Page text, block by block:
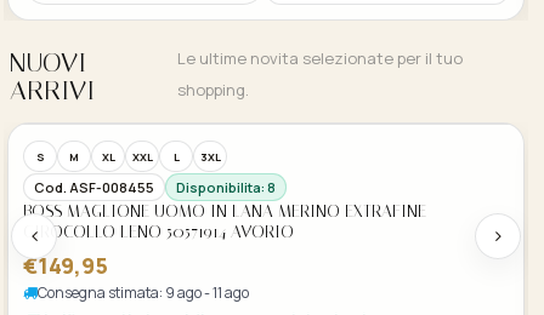
NUOVI
ARRIVI
Le ultime novita selezionate per il tuo
shopping.
Acquisto Veloce
S M XL XXL L 3XL
Cod. ASF-008455 Disponibilita: 8
BOSS MAGLIONE UOMO IN LANA MERINO EXTRAFINE
GIROCOLLO LENO 50571914 AVORIO
€149,95
Consegna stimata: 9 ago - 11 ago